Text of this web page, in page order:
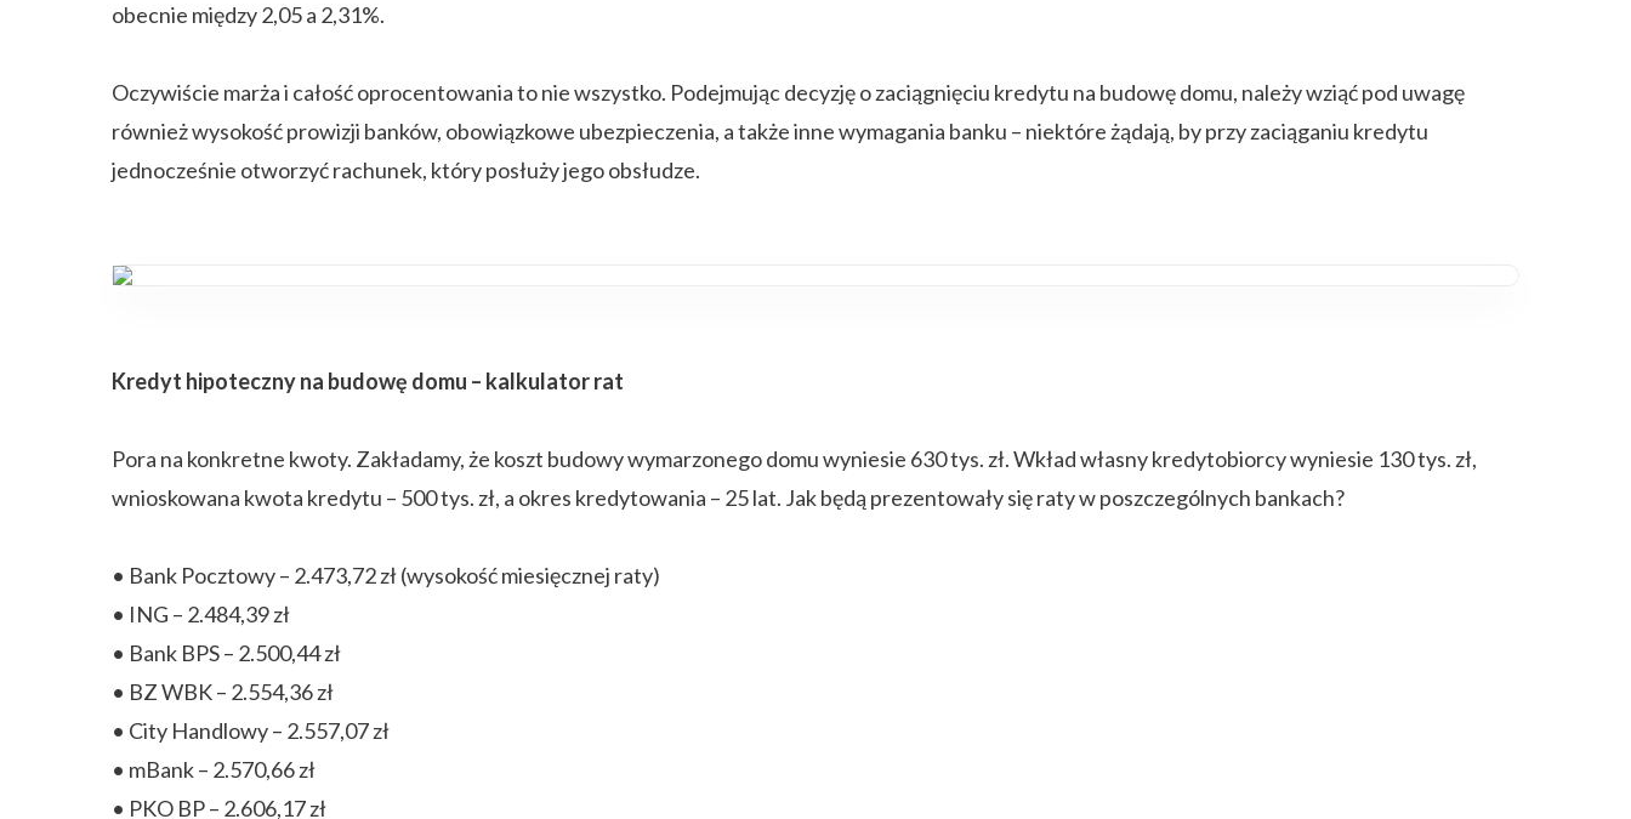
obecnie między 2,05 a 2,31%.
Oczywiście marża i całość oprocentowania to nie wszystko. Podejmując decyzję o zaciągnięciu kredytu na budowę domu, należy wziąć pod uwagę
również wysokość prowizji banków, obowiązkowe ubezpieczenia, a także inne wymagania banku – niektóre żądają, by przy zaciąganiu kredytu
jednocześnie otworzyć rachunek, który posłuży jego obsłudze.
Kredyt hipoteczny na budowę domu – kalkulator rat
Pora na konkretne kwoty. Zakładamy, że koszt budowy wymarzonego domu wyniesie 630 tys. zł. Wkład własny kredytobiorcy wyniesie 130 tys. zł,
wnioskowana kwota kredytu – 500 tys. zł, a okres kredytowania – 25 lat. Jak będą prezentowały się raty w poszczególnych bankach?
• Bank Pocztowy – 2.473,72 zł (wysokość miesięcznej raty)
• ING – 2.484,39 zł
• Bank BPS – 2.500,44 zł
• BZ WBK – 2.554,36 zł
• City Handlowy – 2.557,07 zł
• mBank – 2.570,66 zł
• PKO BP – 2.606,17 zł